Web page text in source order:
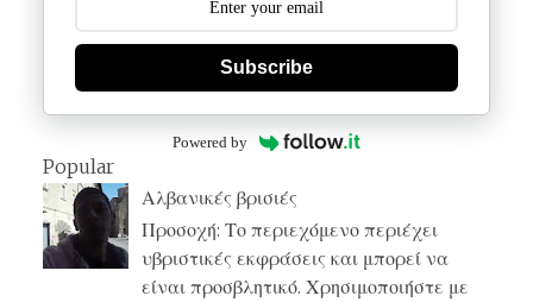
Subscribe
Powered by
Popular
Αλβανικές βρισιές
Προσοχή: Το περιεχόμενο περιέχει
υβριστικές εκφράσεις και μπορεί να
είναι προσβλητικό. Χρησιμοποιήστε με